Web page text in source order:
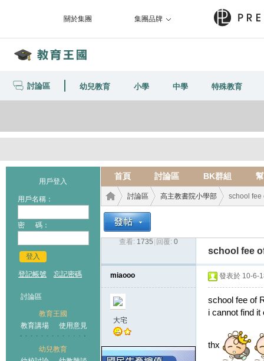
關於集團 集團品牌
討論區 幼兒教育 小學 中學 特殊教育
用戶登入
用戶名稱：
密 碼：
登入
登記帳號 忘記密碼
討論區
教育王國
教育講場
使用意見
幼兒教育
首頁 討論區 BK群組
討論區
›
高主教書院小學部 school fee
查看: 1735 回覆: 0
school fee
miaooo
大宅
發表於 10-6-
school fee of
i cannot find it
thx